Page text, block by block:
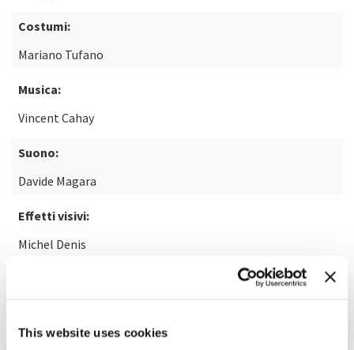
This website uses cookies
Costumi:
Mariano Tufano
Musica:
Vincent Cahay
Suono:
Davide Magara
Effetti visivi:
Michel Denis